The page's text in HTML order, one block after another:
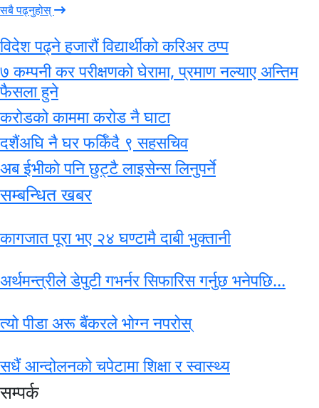
सबै पढ्नुहोस्
विदेश पढ्ने हजारौं विद्यार्थीको करिअर ठप्प
७ कम्पनी कर परीक्षणको घेरामा, प्रमाण नल्याए अन्तिम
फैसला हुने
करोडको काममा करोड नै घाटा
दशैंअघि नै घर फर्किँदै ९ सहसचिव
अब ईभीको पनि छुट्टै लाइसेन्स लिनुपर्ने
सम्बन्धित खबर
कागजात पूरा भए २४ घण्टामै दाबी भुक्तानी
अर्थमन्त्रीले डेपुटी गभर्नर सिफारिस गर्नुछ भनेपछि...
त्यो पीडा अरू बैंकरले भोग्न नपरोस्
सधैं आन्दोलनको चपेटामा शिक्षा र स्वास्थ्य
सम्पर्क